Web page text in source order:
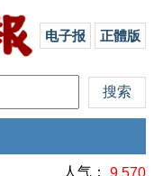
电子报 正體版
人气： 9,570